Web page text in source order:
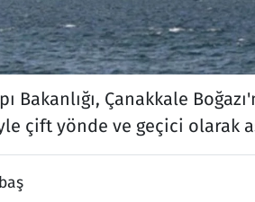
Bakanlığı, Çanakkale
çift yönde ve geçici olarak